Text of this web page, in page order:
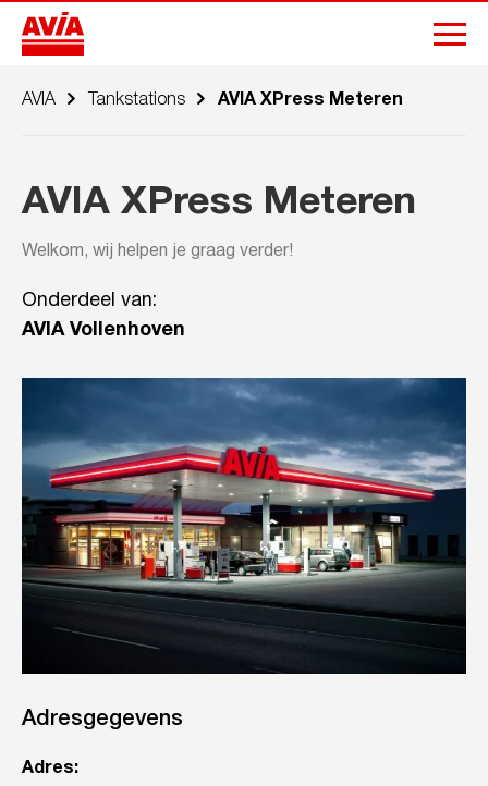
AVIA Tankstations AVIA XPress Meteren
AVIA XPress Meteren
Welkom, wij helpen je graag verder!
Onderdeel van:
AVIA Vollenhoven
Adresgegevens
Adres: